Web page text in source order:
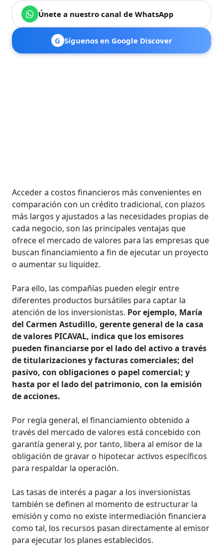
Únete a nuestro canal de WhatsApp
G Síguenos en Google Discover
Acceder a costos financieros más convenientes en
comparación con un crédito tradicional, con plazos
más largos y ajustados a las necesidades propias de
cada negocio, son las principales ventajas que
ofrece el mercado de valores para las empresas que
buscan financiamiento a fin de ejecutar un proyecto
o aumentar su liquidez.
Para ello, las compañías pueden elegir entre
diferentes productos bursátiles para captar la
atención de los inversionistas. Por ejemplo, María
del Carmen Astudillo, gerente general de la casa
de valores PICAVAL, indica que los emisores
pueden financiarse por el lado del activo a través
de titularizaciones y facturas comerciales; del
pasivo, con obligaciones o papel comercial; y
hasta por el lado del patrimonio, con la emisión
de acciones.
Por regla general, el financiamiento obtenido a
través del mercado de valores está concebido con
garantía general y, por tanto, libera al emisor de la
obligación de gravar o hipotecar activos específicos
para respaldar la operación.
Las tasas de interés a pagar a los inversionistas
también se definen al momento de estructurar la
emisión y como no existe intermediación financiera
como tal, los recursos pasan directamente al emisor
para ejecutar los planes establecidos.